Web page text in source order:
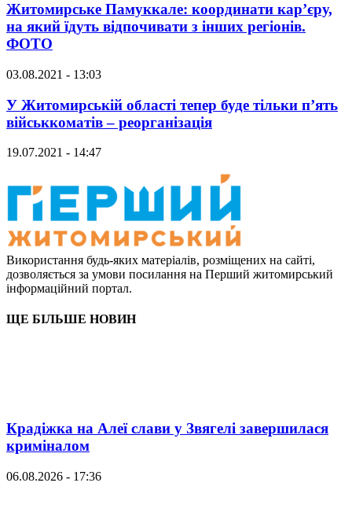
Житомирське Памуккале: координати кар’єру,
на який їдуть відпочивати з інших регіонів.
ФОТО
03.08.2021 - 13:03
У Житомирській області тепер буде тільки п’ять
військкоматів – реорганізація
19.07.2021 - 14:47
Використання будь-яких матеріалів, розміщених на сайті,
дозволяється за умови посилання на Перший житомирський
інформаційний портал.
ЩЕ БІЛЬШЕ НОВИН
Крадіжка на Алеї слави у Звягелі завершилася
криміналом
06.08.2026 - 17:36